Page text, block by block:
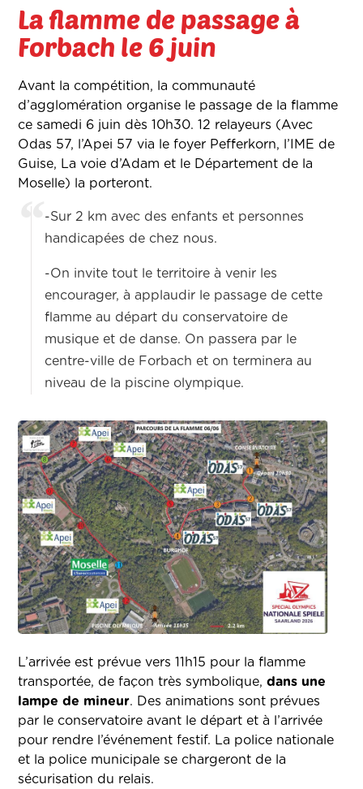
La flamme de passage à
Forbach le 6 juin
Avant la compétition, la communauté
d’agglomération organise le passage de la flamme
ce samedi 6 juin dès 10h30. 12 relayeurs (Avec
Odas 57, l’Apei 57 via le foyer Pefferkorn, l’IME de
Guise, La voie d’Adam et le Département de la
Moselle) la porteront.
-Sur 2 km avec des enfants et personnes
handicapées de chez nous.
-On invite tout le territoire à venir les
encourager, à applaudir le passage de cette
flamme au départ du conservatoire de
musique et de danse. On passera par le
centre-ville de Forbach et on terminera au
niveau de la piscine olympique.
L’arrivée est prévue vers 11h15 pour la flamme
transportée, de façon très symbolique,dans une
lampe de mineur. Des animations sont prévues
par le conservatoire avant le départ et à l’arrivée
pour rendre l’événement festif. La police nationale
et la police municipale se chargeront de la
sécurisation du relais.